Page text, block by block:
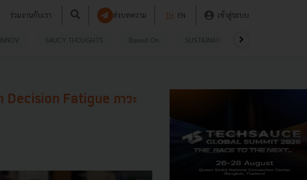
ร่วมงานกับเรา ส่งบทความ TH EN เข้าสู่ระบบ
SAUCY THOUGHTS Based On SUSTAINABLE
ก Decision Fatigue ภาวะ